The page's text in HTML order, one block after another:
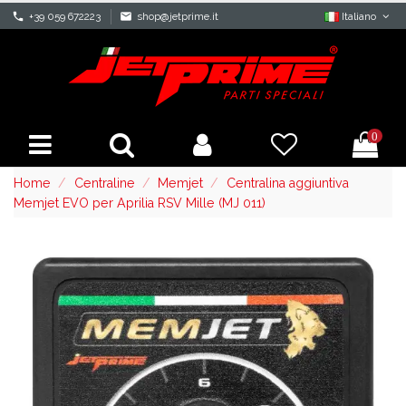
phone +39 059 672223 mail shop@jetprime.it Italiano
0
Home Centraline Memjet
Centralina aggiuntiva
Memjet EVO per Aprilia RSV Mille (MJ 011)